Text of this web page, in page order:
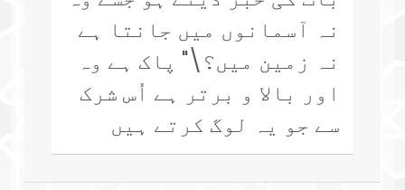
نہ آسمانوں میں جانتا ہے
نہ زمین میں؟\" پاک ہے وہ
اور بالا و برتر ہے اُس شرک
سے جو یہ لوگ کرتے ہیں